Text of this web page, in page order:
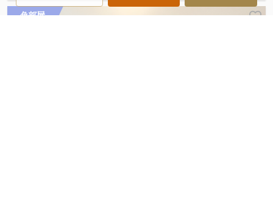
角部屋